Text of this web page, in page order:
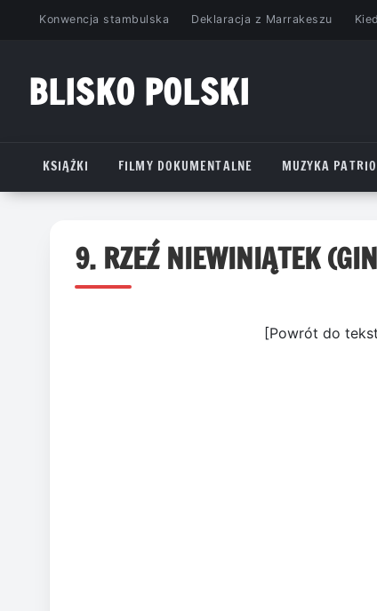
PrzejdźKonwencja stambulska Deklaracja z Marrakeszu
BLISKO POLSKI
KSIĄŻKI
FILMY DOKUMENTALNE MUZYKA
9. RZEŹ NIEWINIĄTEK
[Powrót do